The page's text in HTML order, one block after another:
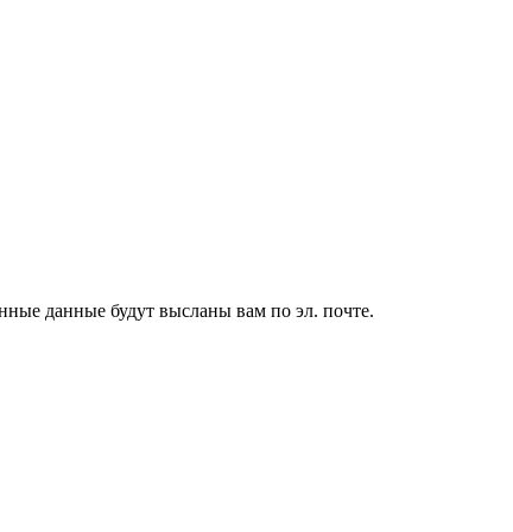
данные будут высланы вам по эл. почте.